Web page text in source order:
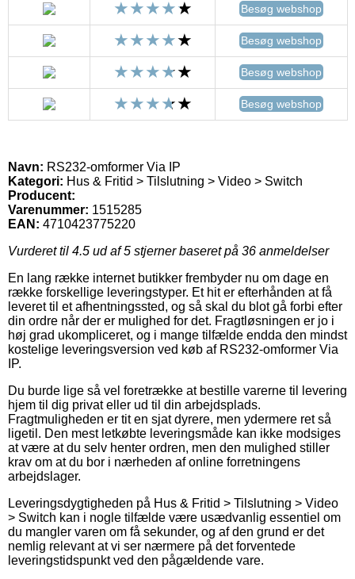
Besøg webshop
Besøg webshop
Besøg webshop
Besøg webshop
Navn: RS232-omformer Via IP
Kategori: Hus & Fritid > Tilslutning > Video > Switch
Producent:
Varenummer: 1515285
EAN: 4710423775220
Vurderet til 4.5 ud af 5 stjerner baseret på 36 anmeldelser
En lang række internet butikker frembyder nu om dage en
række forskellige leveringstyper. Et hit er efterhånden at få
leveret til et afhentningssted, og så skal du blot gå forbi efter
din ordre når der er mulighed for det. Fragtløsningen er jo i
høj grad ukompliceret, og i mange tilfælde endda den mindst
kostelige leveringsversion ved køb af RS232-omformer Via
IP.
Du burde lige så vel foretrække at bestille varerne til levering
hjem til dig privat eller ud til din arbejdsplads.
Fragtmuligheden er tit en sjat dyrere, men ydermere ret så
ligetil. Den mest letkøbte leveringsmåde kan ikke modsiges
at være at du selv henter ordren, men den mulighed stiller
krav om at du bor i nærheden af online forretningens
arbejdslager.
Leveringsdygtigheden på Hus & Fritid > Tilslutning > Video
> Switch kan i nogle tilfælde være usædvanlig essentiel om
du mangler varen om få sekunder, og af den grund er det
nemlig relevant at vi ser nærmere på det forventede
leveringstidspunkt ved den pågældende vare.